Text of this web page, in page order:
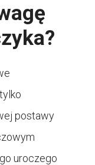
postawy
uroczego